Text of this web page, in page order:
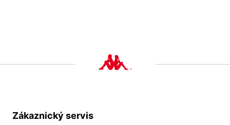
Zákaznický servis